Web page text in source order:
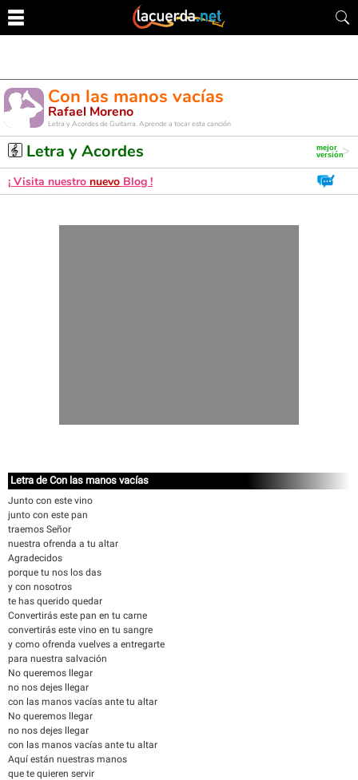
Con las manos vacías
Rafael Moreno
Letra y Acordes de Guitarra. Aprende a tocar esta canción
Letra y Acordes
¡ Visita nuestro nuevo Blog !
Letra de Con las manos vacías
Junto con este vino
junto con este pan
traemos Señor
nuestra ofrenda a tu altar
Agradecidos
porque tu nos los das
y con nosotros
te has querido quedar
Convertirás este pan en tu carne
convertirás este vino en tu sangre
y como ofrenda vuelves a entregarte
para nuestra salvación
No queremos llegar
no nos dejes llegar
con las manos vacías ante tu altar
No queremos llegar
no nos dejes llegar
con las manos vacías ante tu altar
Aquí están nuestras manos
que te quieren servir